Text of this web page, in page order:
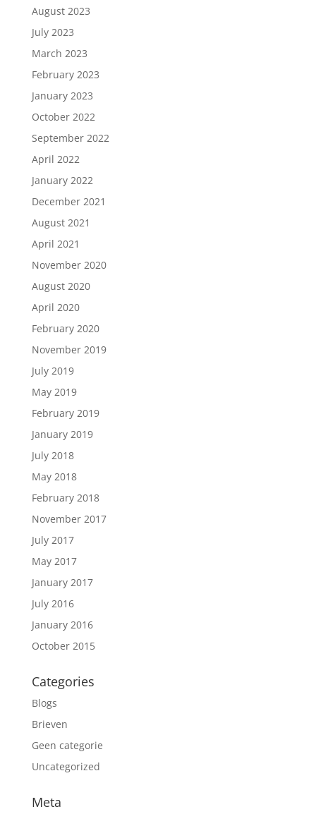
August 2023
July 2023
March 2023
February 2023
January 2023
October 2022
September 2022
April 2022
January 2022
December 2021
August 2021
April 2021
November 2020
August 2020
April 2020
February 2020
November 2019
July 2019
May 2019
February 2019
January 2019
July 2018
May 2018
February 2018
November 2017
July 2017
May 2017
January 2017
July 2016
January 2016
October 2015
Categories
Blogs
Brieven
Geen categorie
Uncategorized
Meta